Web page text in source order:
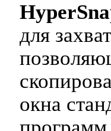
для
окна